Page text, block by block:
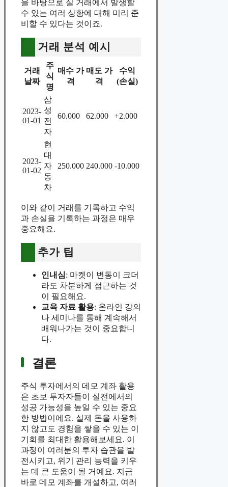
을 바탕으로 실 거래에서 발생할
수 있는 여러 상황에 대해 미리 준
비할 수 있다는 것이죠.
거래 분석 예시
거래
날짜
주
식
명
매수 가
격
매도 가
격
수익
(손실)
2023-
01-01
삼
성
전
자
60.000 62.000 +2.000
2023-
01-02
현
대
자
동
차
250.000 240.000 -10.000
이와 같이 거래를 기록하고 수익
과 손실을 기록하는 과정은 매우
중요해요.
추가 팁
인내심: 마켓이 변동이 크더
라도 차분하게 접근하는 것
이 필요해요.
교육 자료 활용: 온라인 강의
나 세미나를 통해 계속해서
배워나가는 것이 중요합니
다.
결론
주식 투자에서의 데모 계좌 활용
은 초보 투자자들이 실전에서의
성공 가능성을 높일 수 있는 중요
한 방법이에요. 실제 돈을 사용하
지 않고도 경험을 쌓을 수 있는 이
기회를 최대한 활용해보세요. 이
과정이 여러분의 투자 습관을 발
전시키고, 위기 관리 능력을 키우
는 데 큰 도움이 될 거예요. 지금
바로 데모 계좌를 개설하고, 여러